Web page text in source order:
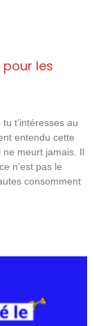
pour les
t’intéresses au
entendu cette
ne meurt jamais. Il
n’est pas le
consomment